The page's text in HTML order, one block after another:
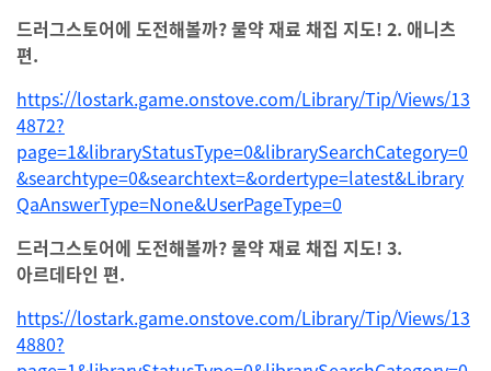
드러그스토어에 도전해볼까? 물약 재료 채집 지도! 2. 애니츠
편.
https://lostark.game.onstove.com/Library/Tip/Views/13
4872?
page=1&libraryStatusType=0&librarySearchCategory=0
&searchtype=0&searchtext=&ordertype=latest&Library
QaAnswerType=None&UserPageType=0
드러그스토어에 도전해볼까? 물약 재료 채집 지도! 3.
아르데타인 편.
https://lostark.game.onstove.com/Library/Tip/Views/13
4880?